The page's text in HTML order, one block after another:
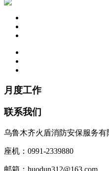
月度工作
联系我们
乌鲁木齐火盾消防安保服务有
座机：0991-2339880